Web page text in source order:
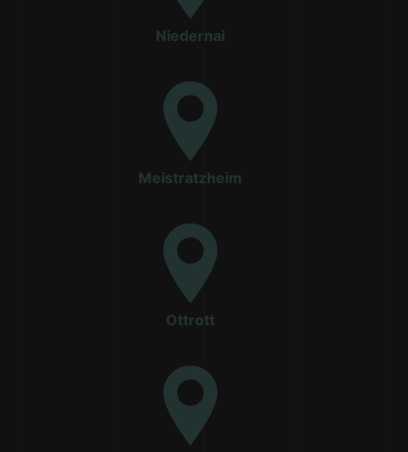
Niedernai
Meistratzheim
Ottrott